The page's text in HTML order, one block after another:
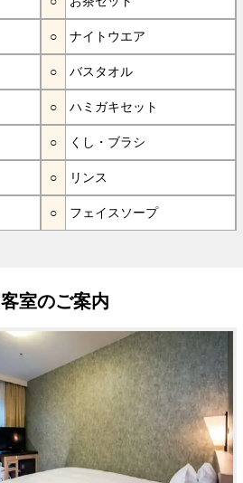
ナイトウエア
バスタオル
ハミガキセット
くし・ブラシ
リンス
フェイスソープ
客室のご案内